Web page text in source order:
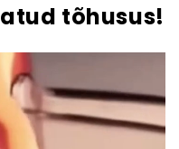
tõhusus!